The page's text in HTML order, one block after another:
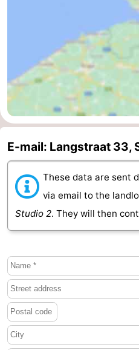
Sluis
Cadzand
-
Nature
Het
Zwin
Weather
Contact
us
E-mail: Langstraat 33,
These data are sent
via email to the
Studio 2. They will then